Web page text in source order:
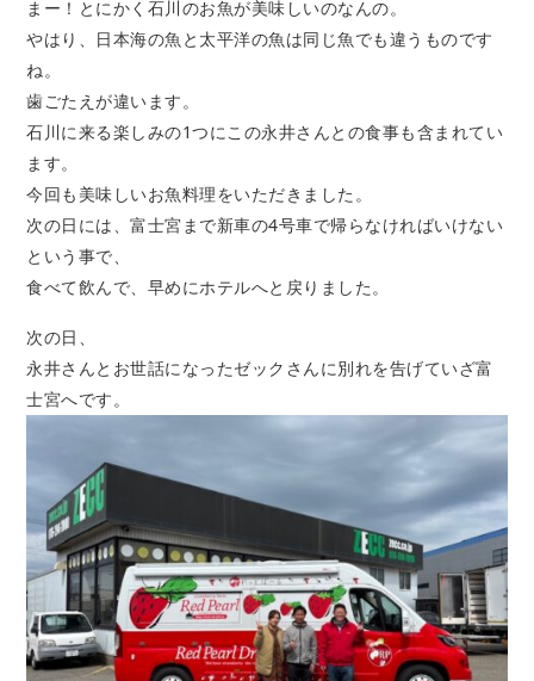
まー！とにかく石川のお魚が美味しいのなんの。
やはり、日本海の魚と太平洋の魚は同じ魚でも違うものです
ね。
歯ごたえが違います。
石川に来る楽しみの1つにこの永井さんとの食事も含まれてい
ます。
今回も美味しいお魚料理をいただきました。
次の日には、富士宮まで新車の4号車で帰らなければいけない
という事で、
食べて飲んで、早めにホテルへと戻りました。
次の日、
永井さんとお世話になったゼックさんに別れを告げていざ富
士宮へです。